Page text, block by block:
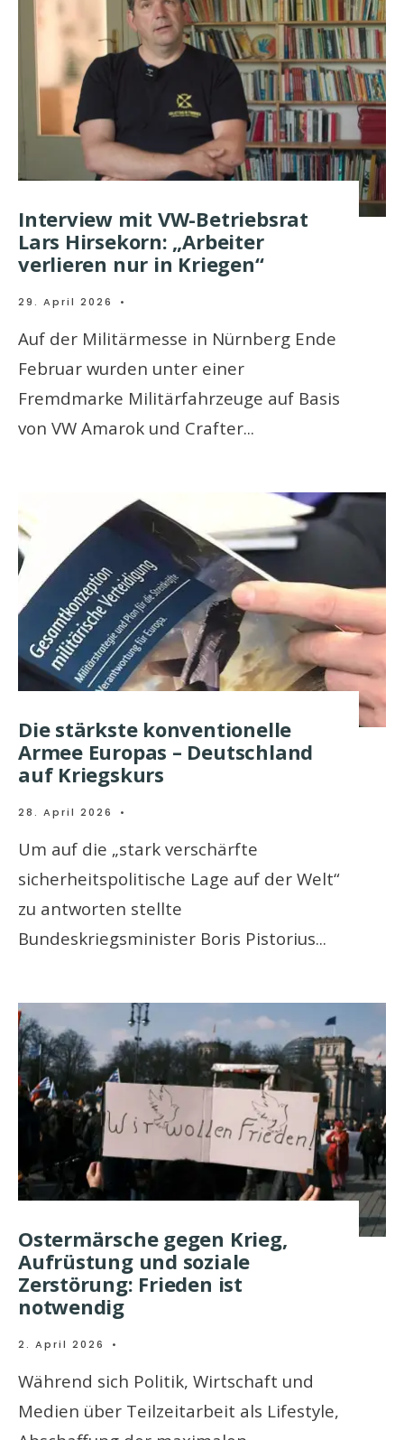
Interview mit VW-Betriebsrat
Lars Hirsekorn: „Arbeiter
verlieren nur in Kriegen“
29. April 2026 •
Auf der Militärmesse in Nürnberg Ende
Februar wurden unter einer
Fremdmarke Militärfahrzeuge auf Basis
von VW Amarok und Crafter...
Die stärkste konventionelle
Armee Europas – Deutschland
auf Kriegskurs
28. April 2026 •
Um auf die „stark verschärfte
sicherheitspolitische Lage auf der Welt“
zu antworten stellte
Bundeskriegsminister Boris Pistorius...
Ostermärsche gegen Krieg,
Aufrüstung und soziale
Zerstörung: Frieden ist
notwendig
2. April 2026 •
Während sich Politik, Wirtschaft und
Medien über Teilzeitarbeit als Lifestyle,